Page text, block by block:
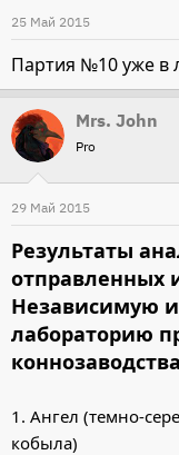
25 Май 2015
Партия №10 уже в
Mrs. John
Pro
29 Май 2015
Результаты
отправленных
Независимую
лабораторию
1. Ангел (темно-
кобыла)